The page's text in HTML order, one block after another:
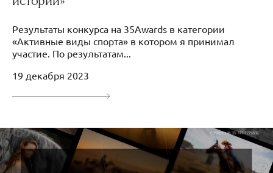
Результаты конкурса на 35Awards в категории
«Активные виды спорта» в котором я принимал
участие. По результатам...
19 декабря 2023